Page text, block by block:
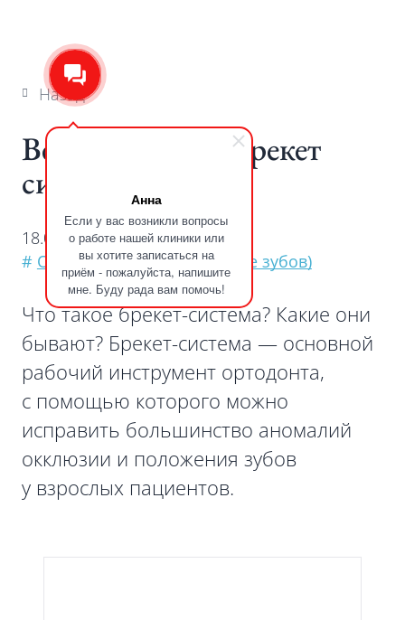
Анна
Если у вас возникли вопросы
о работе нашей клиники или
вы хотите записаться на
приём - пожалуйста, напишите
мне. Буду рада вам помочь!
Назад
Вестибулярные брекет
системы
18.06.2024
# Ортодонтия (выравнивание зубов)
Что такое брекет-система? Какие они
бывают? Брекет-система — основной
рабочий инструмент ортодонта,
с помощью которого можно
исправить большинство аномалий
окклюзии и положения зубов
у взрослых пациентов.